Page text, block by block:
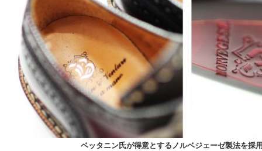
ベッタニン氏が得意とするノルベジェーゼ製法を採